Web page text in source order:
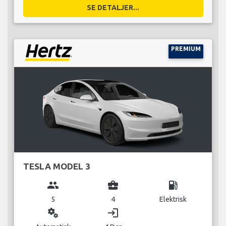
SE DETALJER...
PREMIUM
TESLA MODEL 3
group
5
business_center
4
local_gas_station
Elektrisk
miscellaneous_services login